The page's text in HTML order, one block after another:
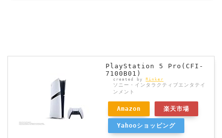
PlayStation 5 Pro(CFI-
7100B01)
created by Rinker
ソニー・インタラクティブエンタテイ
ンメント
Amazon 楽天市場
Yahooショッピング